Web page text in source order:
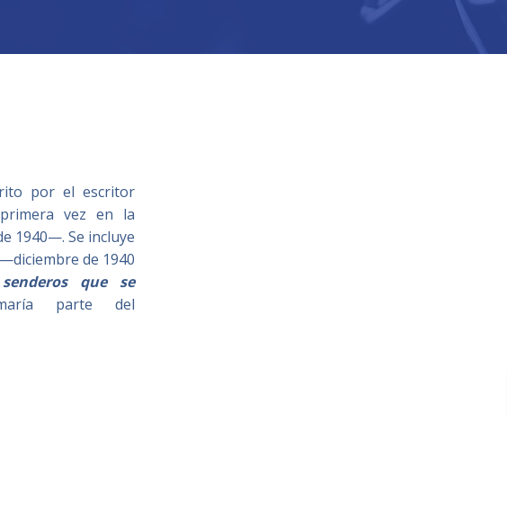
por el escritor
vez en la
1940—. Se incluye
—diciembre de 1940
que se
parte del